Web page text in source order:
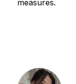
measures.